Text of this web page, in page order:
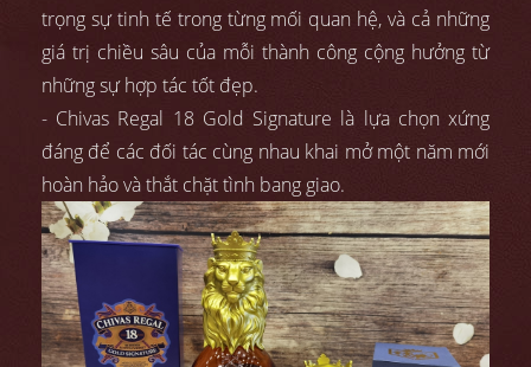
trọng sự tinh tế trong từng mối quan hệ, và cả những
giá trị chiều sâu của mỗi thành công cộng hưởng từ
những sự hợp tác tốt đẹp.
- Chivas Regal 18 Gold Signature là lựa chọn xứng
đáng để các đối tác cùng nhau khai mở một năm mới
hoàn hảo và thắt chặt tình bang giao.